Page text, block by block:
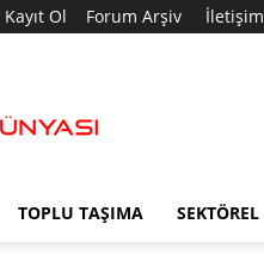
Ol Forum Arşiv İletişim
TOPLU TAŞIMA SEKTÖREL